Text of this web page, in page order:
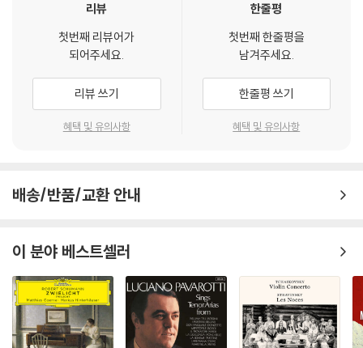
리뷰
첫번째 리뷰어가
되어주세요.
리뷰 쓰기
혜택 및 유의사항
한줄평
첫번째 한줄평을
남겨주세요.
한줄평 쓰기
혜택 및 유의사항
배송/반품/교환 안내
이 분야 베스트셀러